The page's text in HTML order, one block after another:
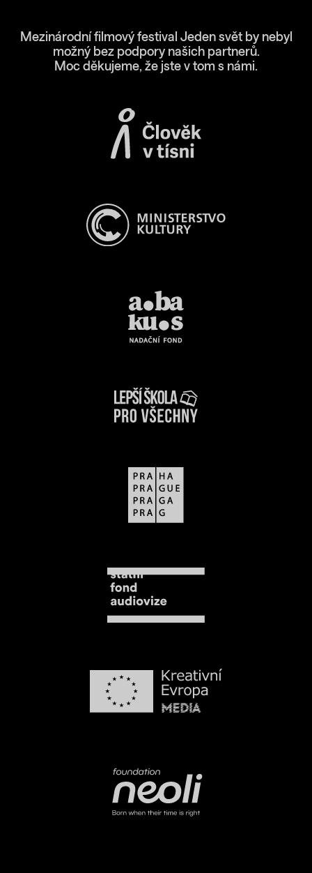
Mezinárodní filmový festival Jeden svět by nebyl
možný bez podpory našich partnerů.
Moc děkujeme, že jste v tom s námi.